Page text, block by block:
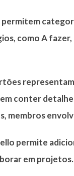
permitem
como A fazer,
conter
membros
permite
em projetos.